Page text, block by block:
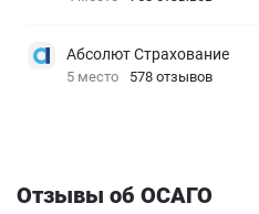
Абсолют Страхование
5 место 578 отзывов
Отзывы об ОСАГО